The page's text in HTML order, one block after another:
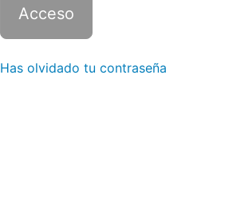
Has olvidado tu contraseña